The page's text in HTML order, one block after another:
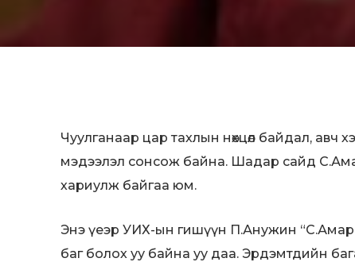
Чуулганаар цар тахлын нөхцөл байдал,
мэдээлэл сонсож байна. Шадар сайд
хариулж байгаа юм.
Энэ үеэр УИХ-ын гишүүн П.Анужин
баг болох уу байна уу даа. Эрдэмтдийн